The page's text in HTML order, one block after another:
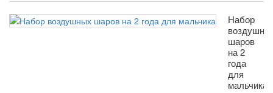
Набор
шаров
на 2
года
для
мальчика